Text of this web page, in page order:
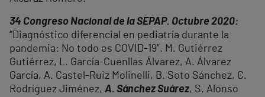
34 Congreso Nacional de la SEPAP. Octubre 2020:
“Diagnóstico diferencial en pediatría durante la
pandemia: No todo es COVID-19”. M. Gutiérrez
Gutiérrez, L. García-Cuenllas Álvarez, A. Álvarez
García, A. Castel-Ruiz Molinelli, B. Soto Sánchez, C.
Rodríguez Jiménez, A. Sánchez Suárez, S. Alonso